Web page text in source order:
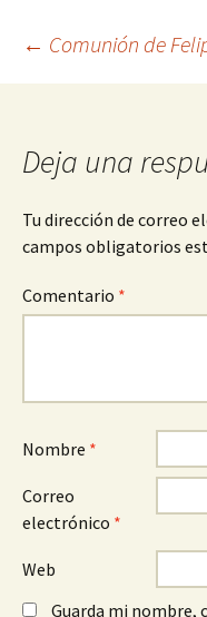
← Comunión de
Deja una
Tu dirección de correo
campos obligatorios
Comentario *
Nombre *
Correo
electrónico *
Web
Guarda mi nombre,